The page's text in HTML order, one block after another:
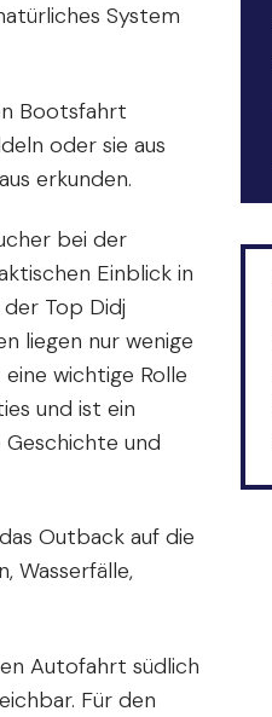
System
Bootsfahrt
oder sie aus
erkunden.
bei der
Einblick in
Top Didj
liegen nur wenige
wichtige Rolle
und ist ein
und
Outback auf die
Wasserfälle,
Autofahrt südlich
Für den